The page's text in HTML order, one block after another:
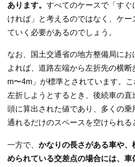
あります。 すべてのケースで「すぐ
ければ」と考えるのではなく、ケー
ていく必要があるのでしょう。
なお、国土交通省の地方整備局にお
よれば、道路左端から左折先の横
m〜4m」が標準とされています。
左折しようとするとき、後続車の
頭に算出された値であり、多くの
通れるだけのスペースを空けられる
一方で、 かなりの長さがある車や
められている交差点の場合には、